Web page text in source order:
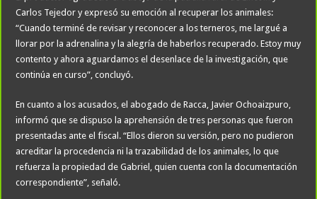
Carlos Tejedor y expresó su emoción al recuperar los animales:
“Cuando terminé de revisar y reconocer a los terneros, me largué a
llorar por la adrenalina y la alegría de haberlos recuperado. Estoy muy
contento y ahora aguardamos el desenlace de la investigación, que
continúa en curso”, concluyó.
En cuanto a los acusados, el abogado de Racca, Javier Ochoaizpuro,
informó que se dispuso la aprehensión de tres personas que fueron
presentadas ante el fiscal. “Ellos dieron su versión, pero no pudieron
acreditar la procedencia ni la trazabilidad de los animales, lo que
refuerza la propiedad de Gabriel, quien cuenta con la documentación
correspondiente”, señaló.